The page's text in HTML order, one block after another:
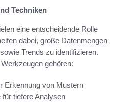
Techniken
eine entscheidende Rolle
dabei, große Datenmengen
Trends zu identifizieren.
gehören:
Erkennung von Mustern
tiefere Analysen